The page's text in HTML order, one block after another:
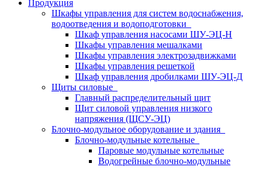
Продукция
Шкафы управления для систем водоснабжения,
водоотведения и водоподготовки
Шкаф управления насосами ШУ-ЭЦ-Н
Шкафы управления мешалками
Шкафы управления электрозадвижками
Шкафы управления решеткой
Шкаф управления дробилками ШУ-ЭЦ-Д
Щиты силовые
Главный распределительный щит
Щит силовой управления низкого
напряжения (ЩСУ-ЭЦ)
Блочно-модульное оборудование и здания
Блочно-модульные котельные
Паровые модульные котельные
Водогрейные блочно-модульные